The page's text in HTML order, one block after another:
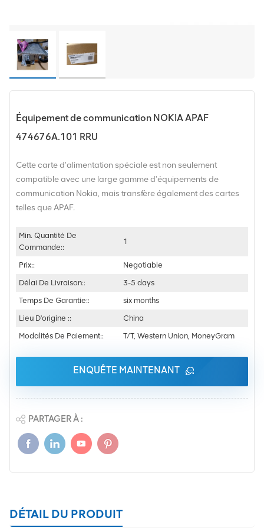
Équipement de communication NOKIA APAF
474676A.101 RRU
Cette carte d'alimentation spéciale est non seulement
compatible avec une large gamme d'équipements de
communication Nokia, mais transfère également des cartes
telles que APAF.
Min. Quantité De
Commande::
1
Prix::
Negotiable
Délai De Livraison::
3-5 days
Temps De Garantie::
six months
Lieu D'origine ::
China
Modalités De Paiement::
T/T, Western Union, MoneyGram
ENQUÊTE MAINTENANT
PARTAGER À :
DÉTAIL DU PRODUIT